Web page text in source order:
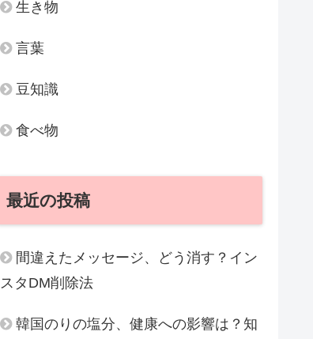
生き物
言葉
豆知識
食べ物
最近の投稿
間違えたメッセージ、どう消す？イン
スタDM削除法
韓国のりの塩分、健康への影響は？知